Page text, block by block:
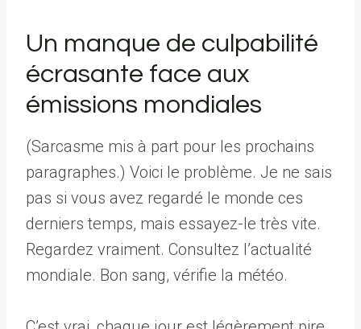
Un manque de culpabilité
écrasante face aux
émissions mondiales
(Sarcasme mis à part pour les prochains
paragraphes.) Voici le problème. Je ne sais
pas si vous avez regardé le monde ces
derniers temps, mais essayez-le très vite.
Regardez vraiment. Consultez l’actualité
mondiale. Bon sang, vérifie la météo.